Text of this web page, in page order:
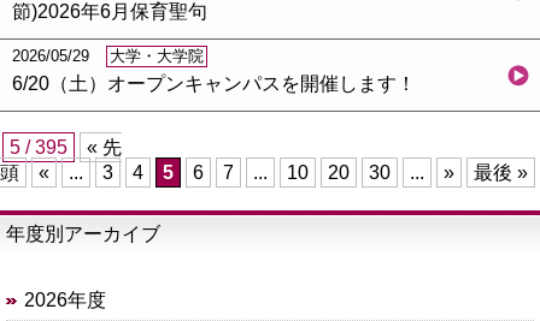
節)2026年6月保育聖句
2026/05/29 大学・大学院
6/20（土）オープンキャンパスを開催します！
5 / 395
« 先
頭
« ... 3 4 5 6 7 ... 10 20 30 ... » 最後 »
年度別アーカイブ
2026年度